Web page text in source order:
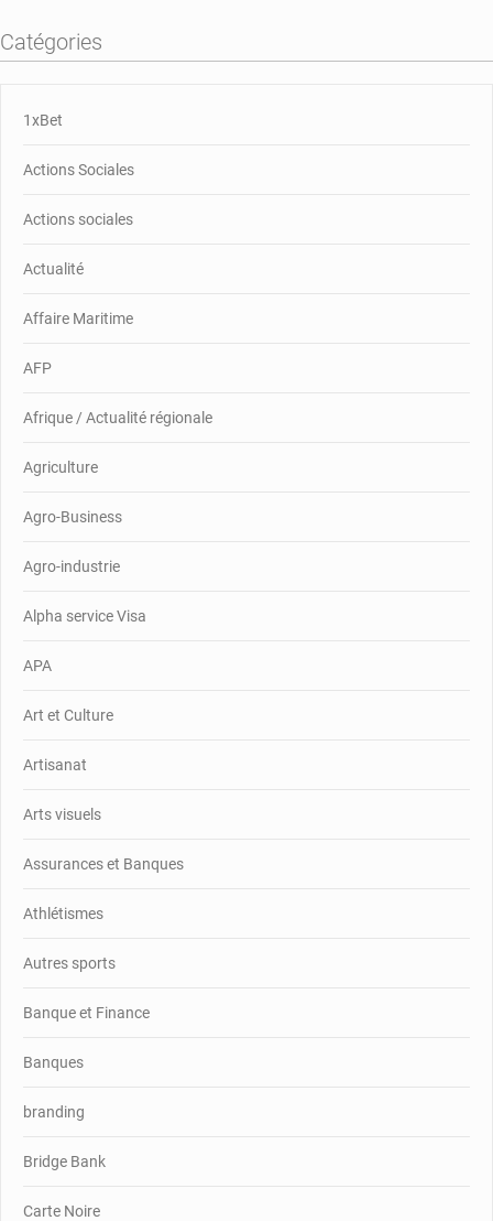
Catégories
1xBet
Actions Sociales
Actions sociales
Actualité
Affaire Maritime
AFP
Afrique / Actualité régionale
Agriculture
Agro-Business
Agro-industrie
Alpha service Visa
APA
Art et Culture
Artisanat
Arts visuels
Assurances et Banques
Athlétismes
Autres sports
Banque et Finance
Banques
branding
Bridge Bank
Carte Noire